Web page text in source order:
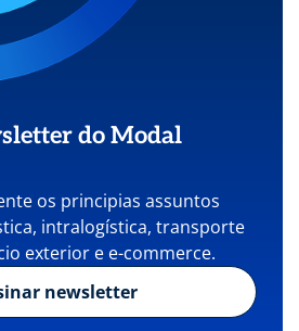
do Modal
os principias assuntos
intralogística, transporte
exterior e e-commerce.
newsletter